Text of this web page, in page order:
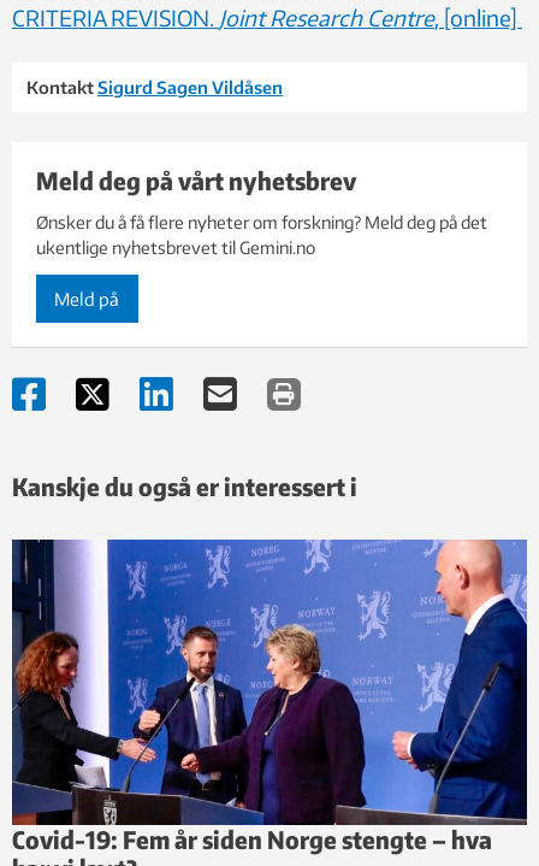
CRITERIA REVISION. Joint Research Centre, [online]
KontaktSigurd Sagen Vildåsen
Meld deg på vårt nyhetsbrev
Ønsker du å få flere nyheter om forskning? Meld deg på det
ukentlige nyhetsbrevet til Gemini.no
Meld på
Kanskje du også er interessert i
Covid-19: Fem år siden Norge stengte – hva